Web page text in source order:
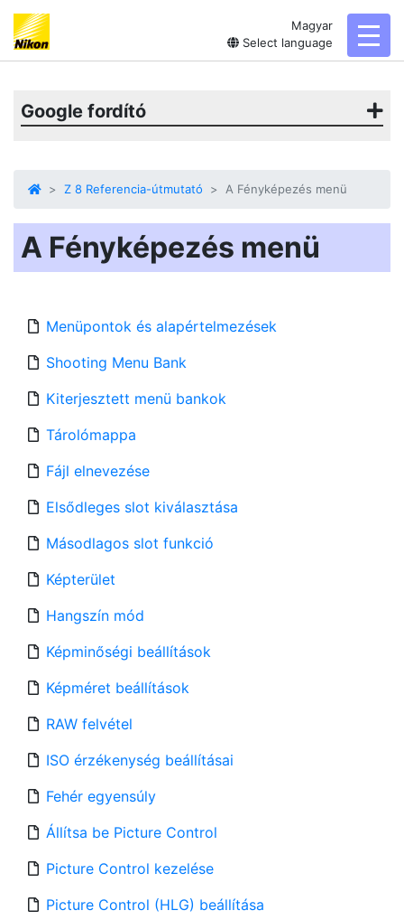
Magyar
Select language
Google fordító
Z 8 Referencia-útmutató A Fényképezés menü
A Fényképezés menü
Menüpontok és alapértelmezések
Shooting Menu Bank
Kiterjesztett menü bankok
Tárolómappa
Fájl elnevezése
Elsődleges slot kiválasztása
Másodlagos slot funkció
Képterület
Hangszín mód
Képminőségi beállítások
Képméret beállítások
RAW felvétel
ISO érzékenység beállításai
Fehér egyensúly
Állítsa be Picture Control
Picture Control kezelése
Picture Control (HLG) beállítása